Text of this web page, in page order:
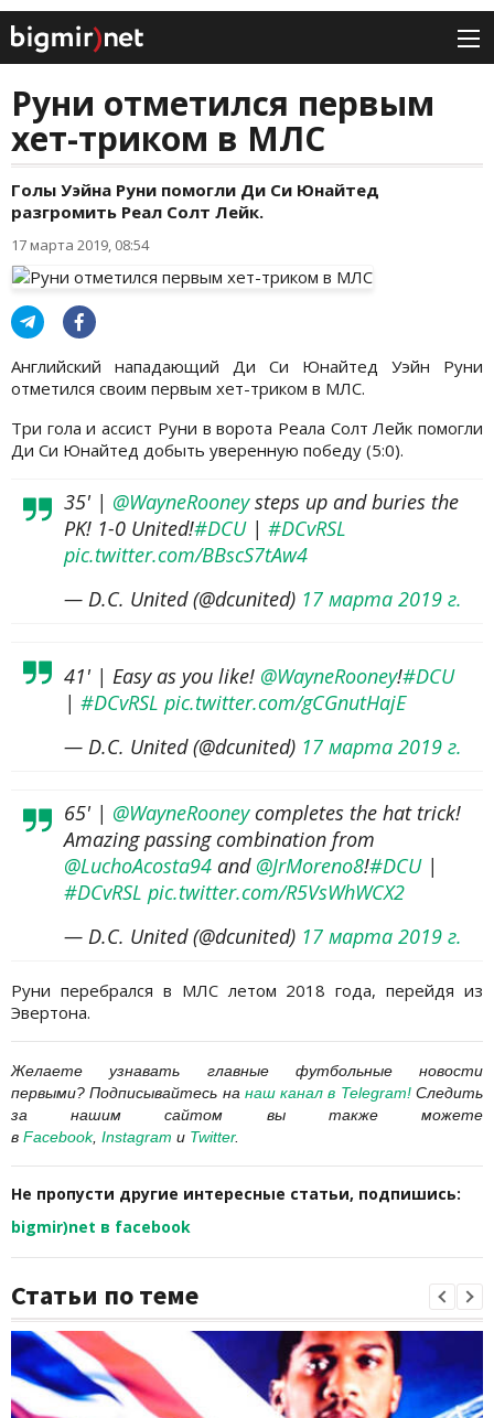
Руни отметился первым
хет-триком в МЛС
Голы Уэйна Руни помогли Ди Си Юнайтед
разгромить Реал Солт Лейк.
17 марта 2019, 08:54
Английский нападающий Ди Си Юнайтед Уэйн Руни
отметился своим первым хет-триком в МЛС.
Три гола и ассист Руни в ворота Реала Солт Лейк помогли
Ди Си Юнайтед добыть уверенную победу (5:0).
35' | @WayneRooneysteps up and buries the
PK! 1-0 United!#DCU| #DCvRSL
pic.twitter.com/BBscS7tAw4
— D.C. United (@dcunited) 17 марта 2019 г.
41' | Easy as you like! @WayneRooney!#DCU
| #DCvRSL pic.twitter.com/gCGnutHajE
— D.C. United (@dcunited) 17 марта 2019 г.
65' | @WayneRooneycompletes the hat trick!
Amazing passing combination from
@LuchoAcosta94 and @JrMoreno8!#DCU|
#DCvRSL pic.twitter.com/R5VsWhWCX2
— D.C. United (@dcunited) 17 марта 2019 г.
Руни перебрался в МЛС летом 2018 года, перейдя из
Эвертона.
Желаете узнавать главные футбольные новости
первыми? Подписывайтесь на наш канал в Telegram! Следить
за нашим сайтом вы также можете
в Facebook, Instagram и Twitter.
Не пропусти другие интересные статьи, подпишись:
bigmir)net в facebook
Статьи по теме